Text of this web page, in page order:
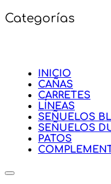
Categorías
INICIO
CAÑAS
CARRETES
LÍNEAS
SEÑUELOS
SEÑUELOS
PATOS